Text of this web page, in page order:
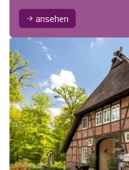
ansehen